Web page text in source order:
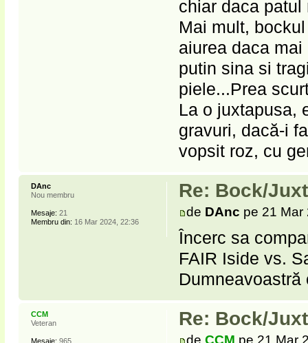
chiar daca patul
Mai mult,
aiurea daca
putin sina si
piele...Prea
La o juxtapusa,
gravuri, dacă-i
vopsit roz, cu
Re: Bock/
de DAnc pe 21 Mar
Încerc sa
FAIR Iside vs.
DAnc
Nou membru
Mesaje: 21
Membru din: 16 Mar 2024, 22:36
Re: Bock/
deCCM pe 21 Mar
CCM
Veteran
Mesaje: 965